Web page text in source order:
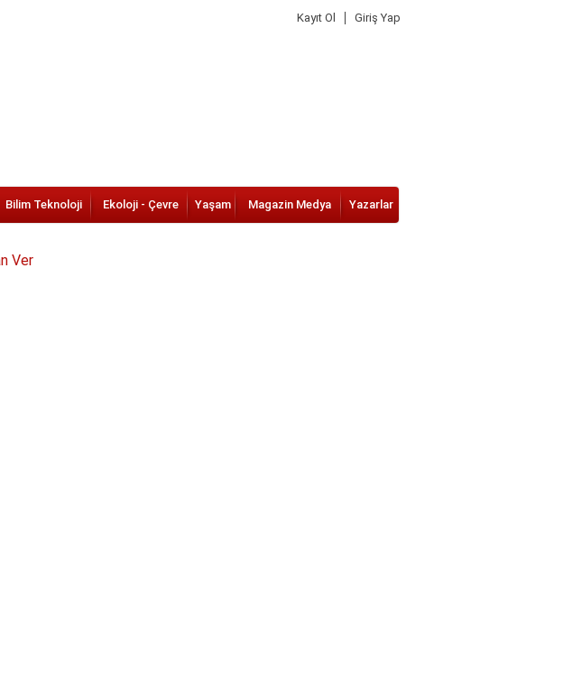
Kayıt Ol Giriş Yap
Bilim Teknoloji Ekoloji - Çevre Yaşam Magazin Medya Yazarlar
Ver